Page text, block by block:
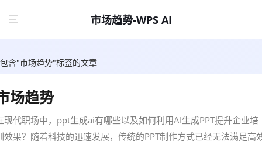
市场趋势-WPS AI
含"市场趋势"标签的文章
场趋势
现代职场中，ppt生成ai有哪些以及如何利用AI生成PPT提升企业培
效果？随着科技的迅速发展，传统的PPT制作方式已经无法满足高